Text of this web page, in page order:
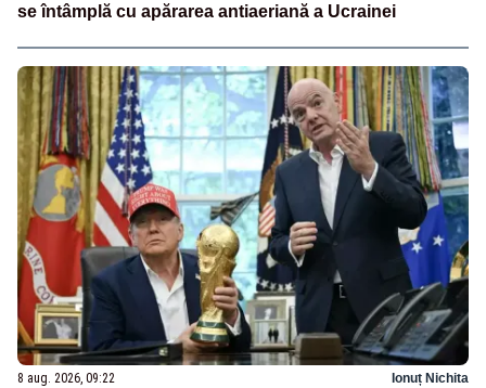
se întâmplă cu apărarea antiaeriană a Ucrainei
8 aug. 2026, 09:22 Ionuț Nichita